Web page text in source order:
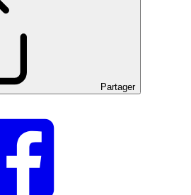
Partager